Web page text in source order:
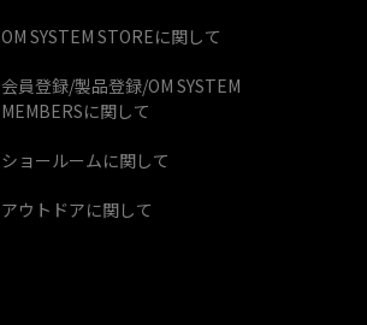
OM SYSTEM STOREに関して
会員登録/製品登録/OM SYSTEM
MEMBERSに関して
ショールームに関して
アウトドアに関して